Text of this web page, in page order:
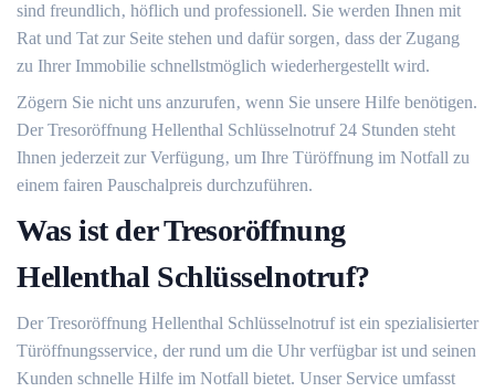
sind freundlich‚ höflich und professionell. Sie werden Ihnen mit
Rat und Tat zur Seite stehen und dafür sorgen‚ dass der Zugang
zu Ihrer Immobilie schnellstmöglich wiederhergestellt wird.
Zögern Sie nicht uns anzurufen‚ wenn Sie unsere Hilfe benötigen.​
Der Tresoröffnung Hellenthal Schlüsselnotruf 24 Stunden steht
Ihnen jederzeit zur Verfügung‚ um Ihre Türöffnung im Notfall zu
einem fairen Pauschalpreis durchzuführen.​
Was ist der Tresoröffnung
Hellenthal Schlüsselnotruf?​
Der Tresoröffnung Hellenthal Schlüsselnotruf ist ein spezialisierter
Türöffnungsservice‚ der rund um die Uhr verfügbar ist und seinen
Kunden schnelle Hilfe im Notfall bietet. Unser Service umfasst